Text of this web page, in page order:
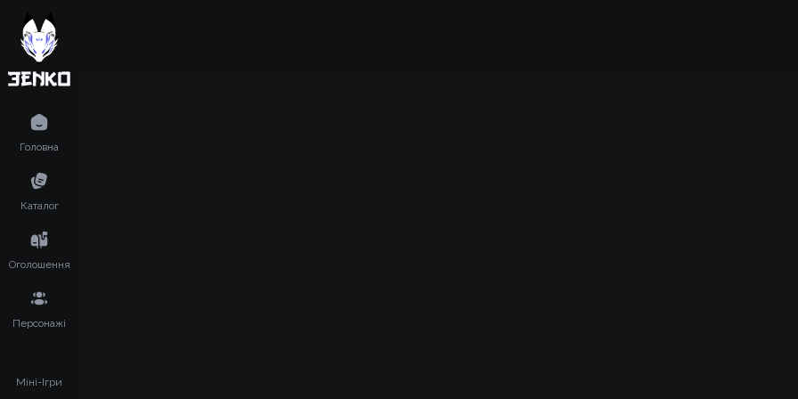
Головна
Каталог
Оголошення
Персонажі
Міні-Ігри